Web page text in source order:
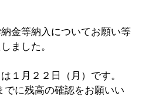
金等納入についてお願い等
ました。
１月２２日（月）です。
でに残高の確認をお願いい